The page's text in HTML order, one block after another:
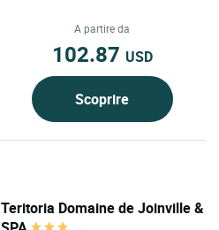
Vieille Ferme***...A partire da
102.87 USD
Scoprire
Teritoria Domaine de Joinville &